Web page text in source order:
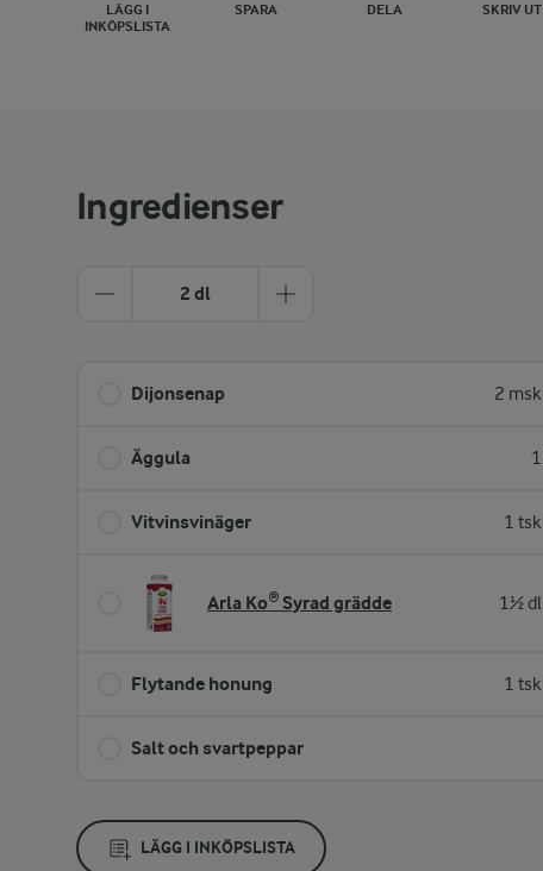
LÄGG I
INKÖPSLISTA
SPARA DELA SKRIV UT
Ingredienser
2 dl
Dijonsenap 2 msk
Äggula 1
Vitvinsvinäger 1 tsk
Arla Ko® Syrad grädde 1½ dl
Flytande honung 1 tsk
Salt och svartpeppar
LÄGG I INKÖPSLISTA